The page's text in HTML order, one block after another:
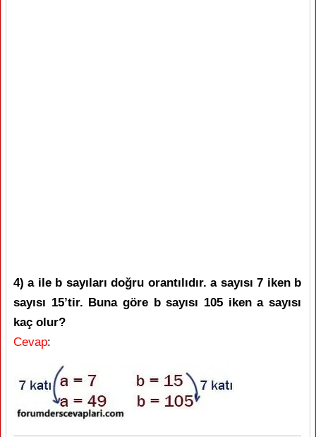
4) a ile b sayıları doğru orantılıdır. a sayısı 7 iken b
sayısı 15’tir. Buna göre b sayısı 105 iken a sayısı
kaç olur?
Cevap: